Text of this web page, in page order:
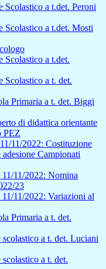
a t.det. Peroni
Scolastico a t.det. Mosti
Scolastico a t.det.
Scolastico a t. det.
Primaria a t. det. Biggi
di didattica orientante
PEZ
11/2022: Costituzione
Campionati
11/2022: Nomina
23
11/2022: Variazioni al
Primaria a t. det.
a t. det. Luciani
a t. det.